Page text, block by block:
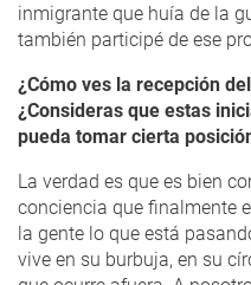
inmigrante que huía de la
también participé de ese
¿Cómo ves la recepción
¿Consideras que estas
pueda tomar cierta
La verdad es que es bien
conciencia que finalmente
la gente lo que está
vive en su burbuja, en su